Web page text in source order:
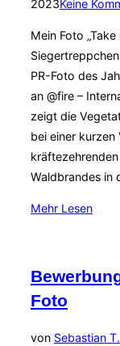
2023Keine
Mein Foto
PR-Foto des
an @fire –
zeigt die
bei einer kurzen
Waldbrandes in
Mehr über
Bild
Award
Lesen
Foto
von Sebastian